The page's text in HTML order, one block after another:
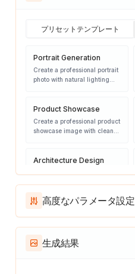
プリセットテンプレート
Portrait Generation
Create a professional portrait
photo with natural lighting
Product Showcase
Create a professional product
showcase image with clean
photography style
Architecture Design
geometric shapes and
beautiful appearance
高度なパラメータ設定
生成結果